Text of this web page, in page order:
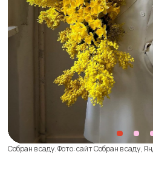
Nt Flowers. Фото: сайт Nt Flowers
Пышные букеты на любое время
настроение и праздник. Для тех,
любит спонтанные сюрпризы, в
LA GRACIA
Маяковская
есть, от 600 ₽ в зависимости от
за каждые 10 км после МКАД